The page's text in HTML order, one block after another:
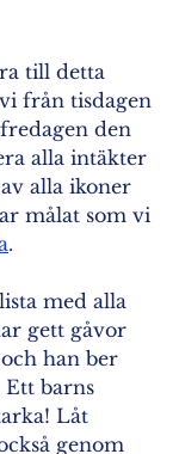
till detta
från tisdagen
den
alla intäkter
alla ikoner
målat som vi
.
med alla
gett gåvor
han ber
barns
Låt
genom